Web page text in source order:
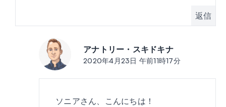
返信
アナトリー・スキドキナ投稿:
2020年4月23日 午前11時17分
ソニアさん、こんにちは！